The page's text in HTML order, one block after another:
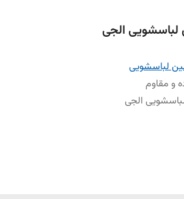
لباسشویی الجی
لباسشویی
و مقاوم
الجی